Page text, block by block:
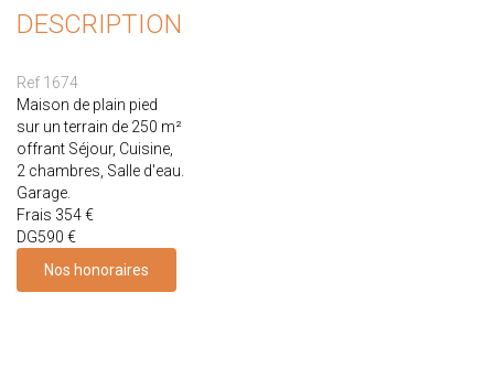
DESCRIPTION
Ref 1674
Maison de plain pied
sur un terrain de 250 m²
offrant Séjour, Cuisine,
2 chambres, Salle d'eau.
Garage.
Frais 354 €
DG590 €
Nos honoraires